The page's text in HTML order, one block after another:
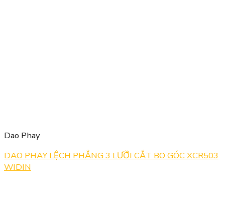
Dao Phay
DAO PHAY LỆCH PHẲNG 3 LƯỠI CẮT BO GÓC XCR503
WIDIN